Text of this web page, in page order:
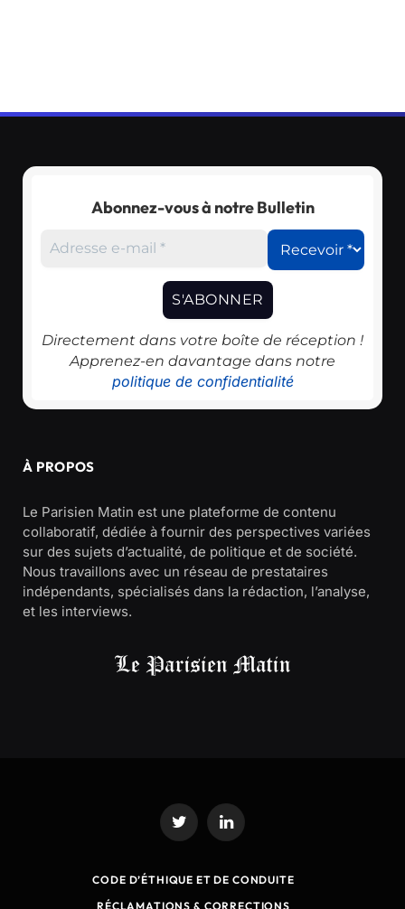
Abonnez-vous à notre Bulletin
Directement dans votre boîte de réception !
Apprenez-en davantage dans notre
politique de confidentialité
À PROPOS
Le Parisien Matin est une plateforme de contenu
collaboratif, dédiée à fournir des perspectives variées
sur des sujets d’actualité, de politique et de société.
Nous travaillons avec un réseau de prestataires
indépendants, spécialisés dans la rédaction, l’analyse,
et les interviews.
Twitter LinkedIn
CODE D’ÉTHIQUE ET DE CONDUITE
RÉCLAMATIONS & CORRECTIONS